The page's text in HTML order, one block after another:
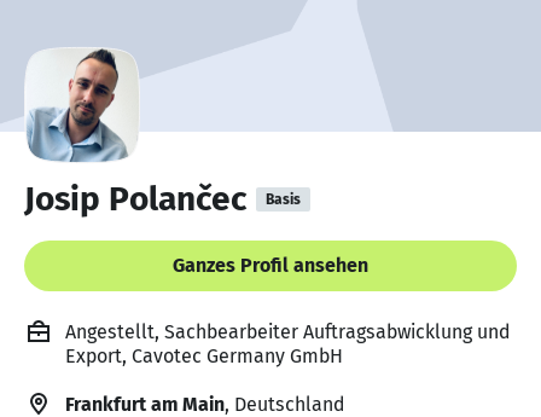
Josip Polančec Basis
Ganzes Profil ansehen
Angestellt, Sachbearbeiter Auftragsabwicklung und
Export, Cavotec Germany GmbH
Frankfurt am Main, Deutschland